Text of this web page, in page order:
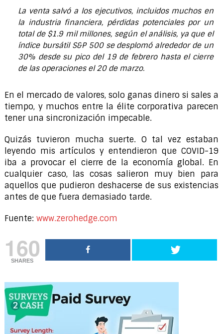
La venta salvó a los ejecutivos, incluidos muchos en
la industria financiera, pérdidas potenciales por un
total de $1.9 mil millones, según el análisis, ya que el
índice bursátil S&P 500 se desplomó alrededor de un
30% desde su pico del 19 de febrero hasta el cierre
de las operaciones el 20 de marzo.
En el mercado de valores, solo ganas dinero si sales a
tiempo, y muchos entre la élite corporativa parecen
tener una sincronización impecable.
Quizás tuvieron mucha suerte. O tal vez estaban
leyendo mis artículos y entendieron que COVID-19
iba a provocar el cierre de la economía global. En
cualquier caso, las cosas salieron muy bien para
aquellos que pudieron deshacerse de sus existencias
antes de que fuera demasiado tarde.
Fuente: www.zerohedge.com
160
SHARES